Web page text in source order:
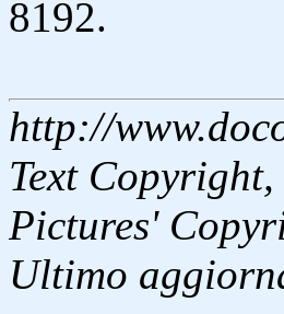
8192.
http://
Text Copyright,
Pictures'
Ultimo